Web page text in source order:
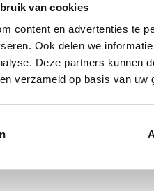
van cookies
content en advertenties te
Ook delen we
Deze partners kunnen
verzameld op basis van uw
garen worden verwijderd
het garen nog uniformer,
maken graag een
Bij een gezengd katoen is